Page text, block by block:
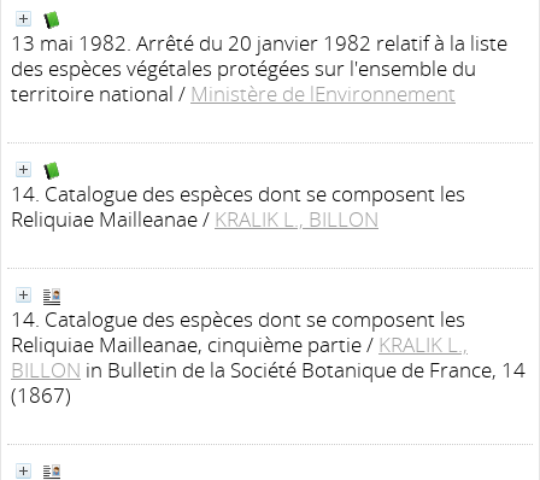
13 mai 1982. Arrêté du 20 janvier 1982 relatif à la liste
des espèces végétales protégées sur l'ensemble du
territoire national / Ministère de lEnvironnement
14. Catalogue des espèces dont se composent les
Reliquiae Mailleanae/ KRALIK L., BILLON
14. Catalogue des espèces dont se composent les
Reliquiae Mailleanae, cinquième partie/ KRALIK L.,
BILLON in Bulletin de la Société Botanique de France, 14
(1867)